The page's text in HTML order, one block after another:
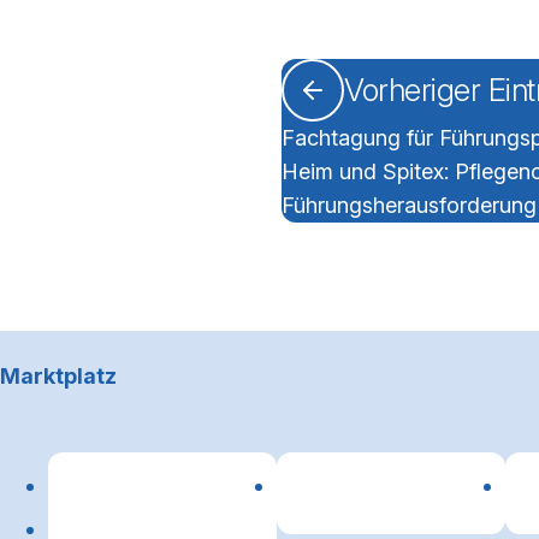
Vorheriger
Fachtagung für
Heim und Spitex:
Führungsherausforderung
Marktplatz